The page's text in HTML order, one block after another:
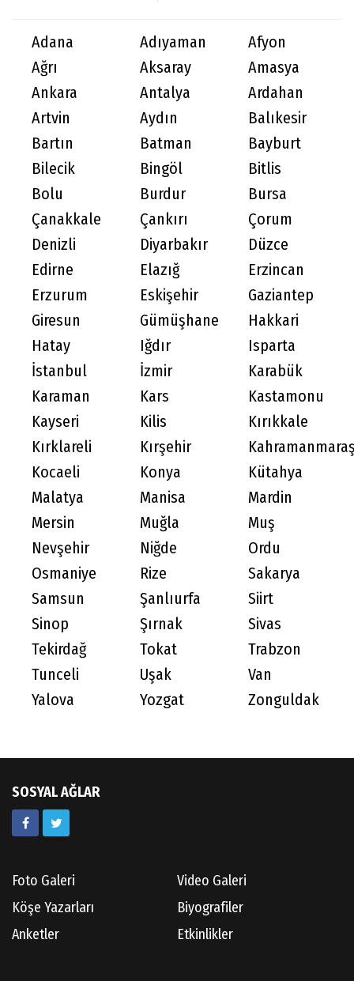
Adana Adıyaman
Afyon
Ağrı
Aksaray
Amasya
Ankara
Antalya
Ardahan
Artvin
Aydın
Balıkesir
Bartın
Batman
Bayburt
Bilecik
Bingöl
Bitlis
Bolu
Burdur
Bursa
Çanakkale
Çankırı
Çorum
Denizli
Diyarbakır
Düzce
Edirne
Elazığ
Erzincan
Erzurum
Eskişehir
Gaziantep
Giresun
Gümüşhane
Hakkari
Hatay
Iğdır
Isparta
İstanbul
İzmir
Karabük
Karaman
Kars
Kastamonu
Kayseri
Kilis
Kırıkkale
Kırklareli
Kırşehir
Kocaeli
Konya
Kütahya
Malatya
Manisa
Mardin
Mersin
Muğla
Muş
Nevşehir
Niğde
Ordu
Osmaniye
Rize
Sakarya
Samsun
Şanlıurfa
Siirt
Sinop
Şırnak
Sivas
Tekirdağ
Tokat
Trabzon
Tunceli
Uşak
Van
Yalova
Yozgat Zonguldak
SOSYAL AĞLAR
Foto Galeri
Video Galeri
Köşe Yazarları
Biyografiler
Anketler
Etkinlikler